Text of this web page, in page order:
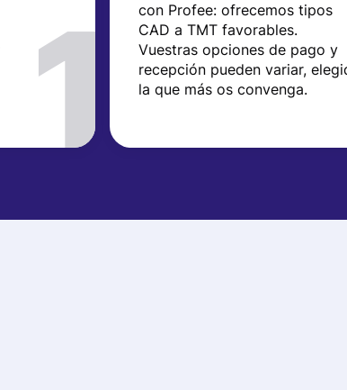
con Profee: ofrecemos tipos
CAD a TMT favorables.
Vuestras opciones de pago y
recepción pueden variar,
la que más os convenga.